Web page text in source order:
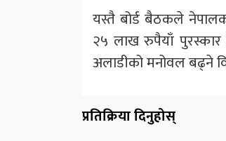
यस्तै बोर्ड बैठकले
२५ लाख रुपैयाँ पुरस्कार
अलाडीको मनोवल बढ्ने
प्रतिक्रिया दिनुहोस्